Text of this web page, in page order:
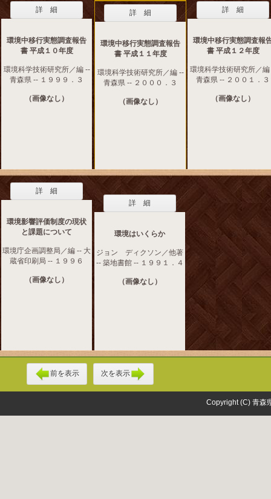
詳 細
環境中移行実態調査報告
書 平成１０年度
環境科学技術研究所／編 --
青森県 -- １９９９．３
（画像なし）
詳 細
環境中移行実態調査報告
書 平成１１年度
環境科学技術研究所／編 --
青森県 -- ２０００．３
（画像なし）
詳 細
環境中移行実態調査報
書 平成１２年度
環境科学技術研究所／編
青森県 -- ２００１．３
（画像なし）
詳 細
環境影響評価制度の現状
と課題について
環境庁企画調整局／編 -- 大
蔵省印刷局 -- １９９６
（画像なし）
詳 細
環境はいくらか
ジョン ディクソン／他著
-- 築地書館 -- １９９１．４
（画像なし）
前を表示 次を表示
Copyright (C) 青森